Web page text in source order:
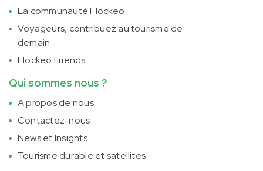
La communauté Flockeo
Voyageurs, contribuez au tourisme de
demain
Flockeo Friends
Qui sommes nous ?
A propos de nous
Contactez-nous
News et Insights
Tourisme durable et satellites